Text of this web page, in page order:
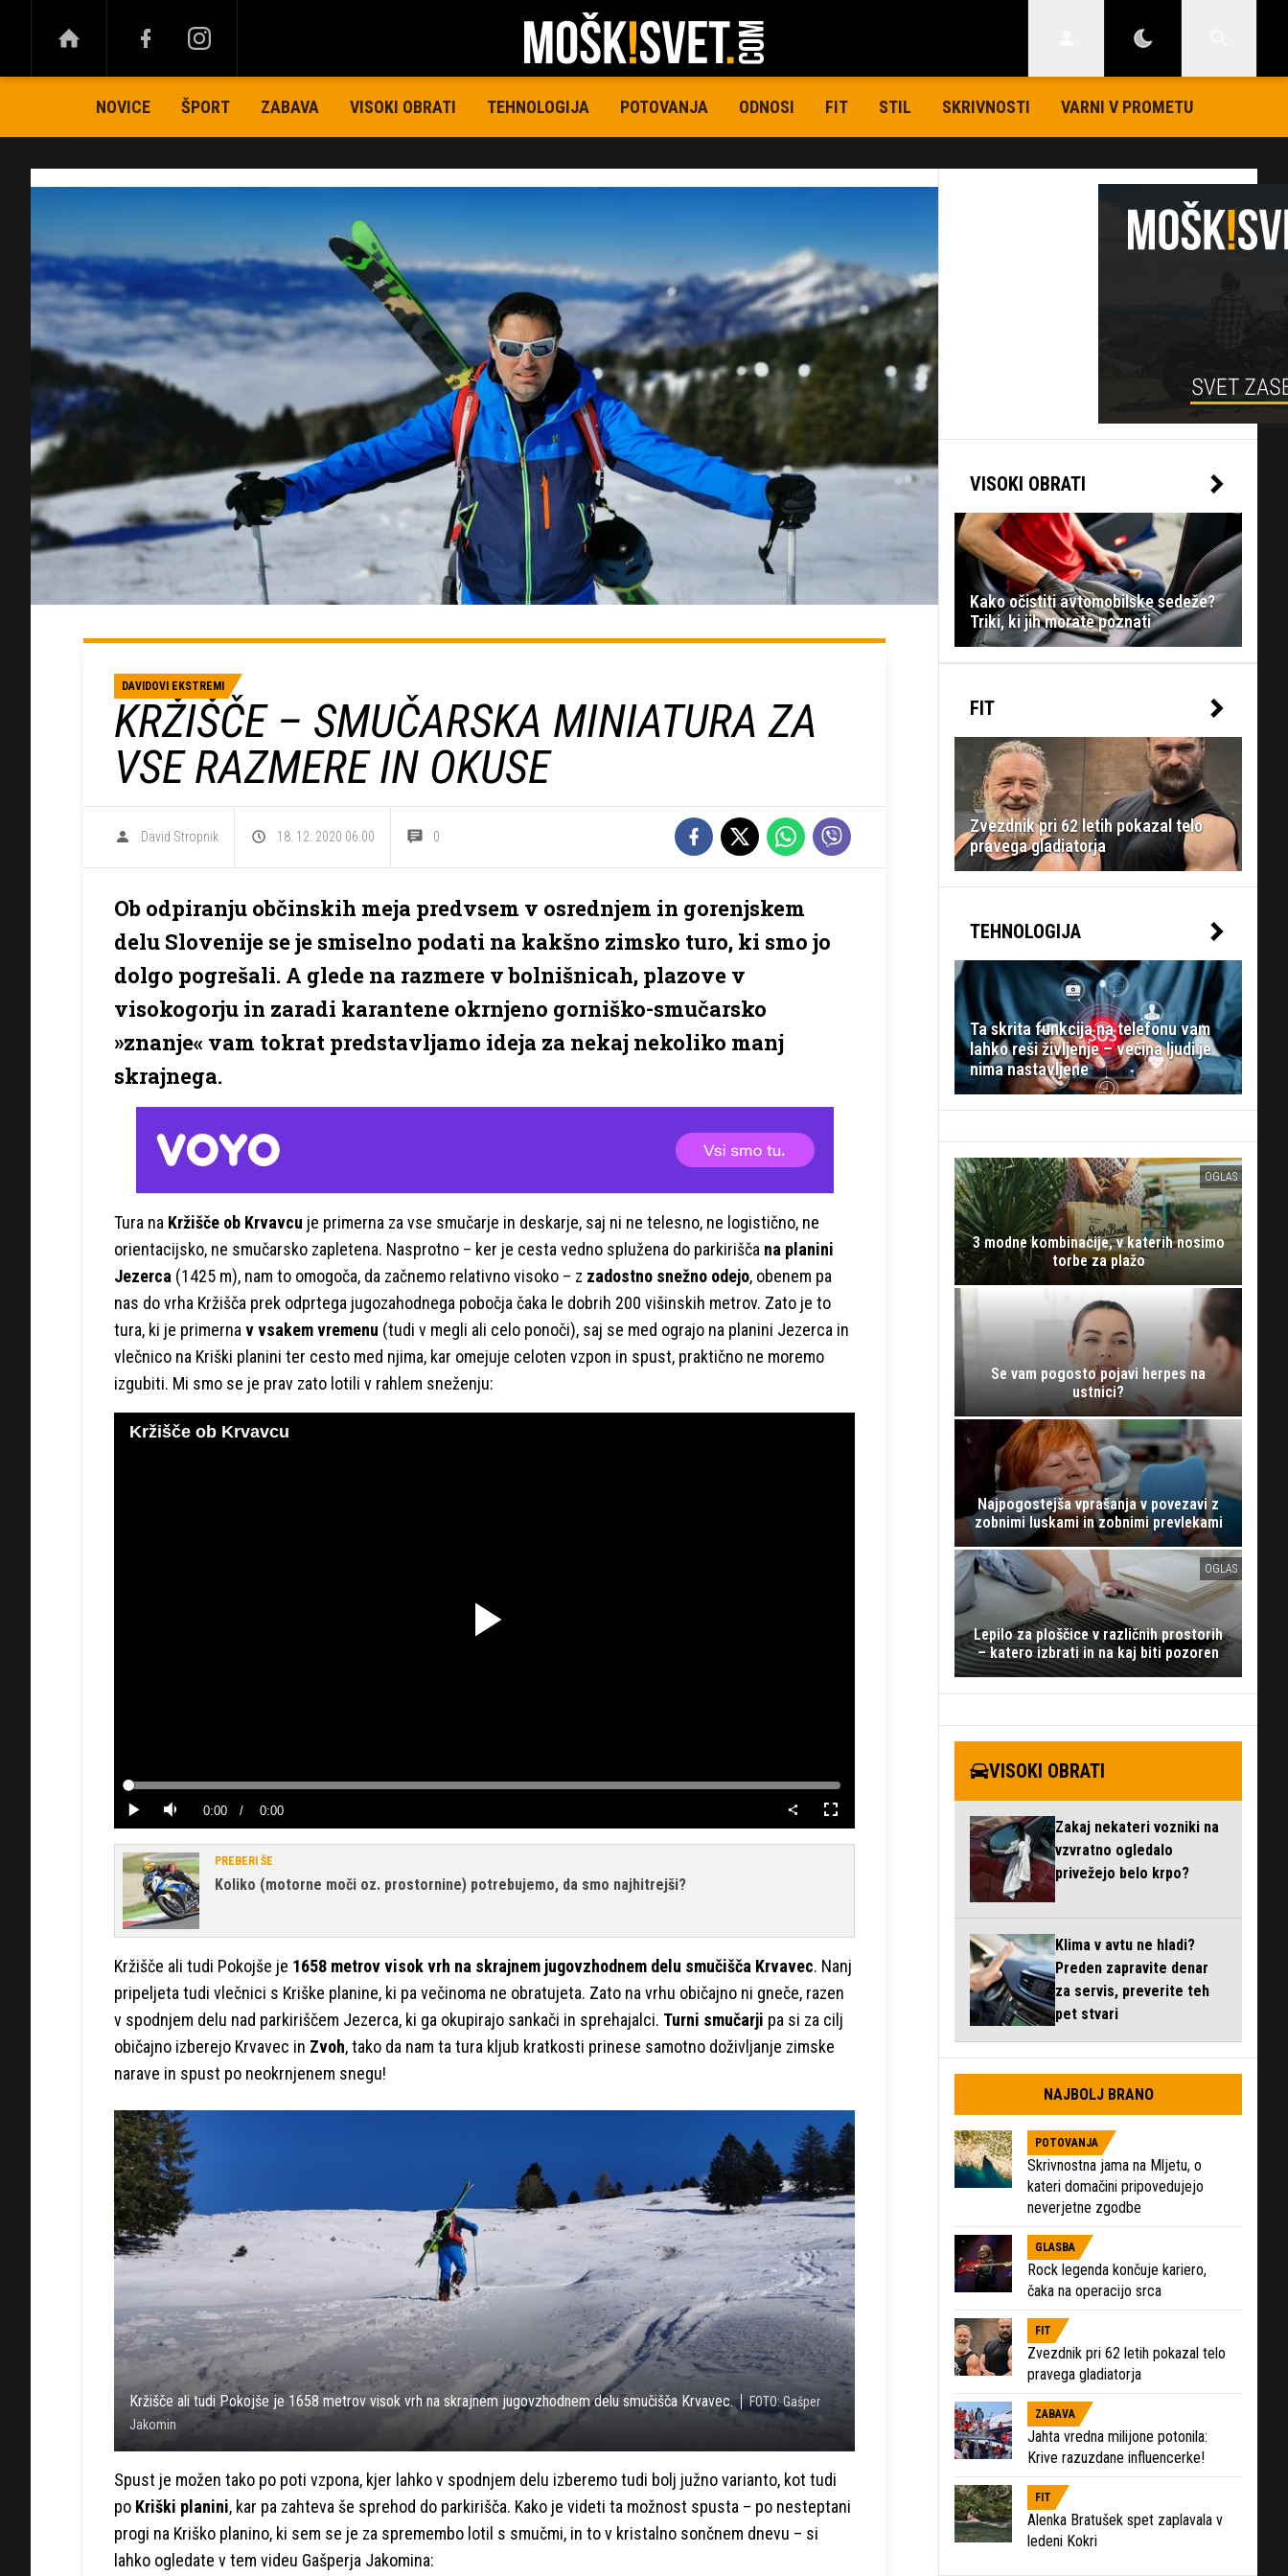
NOVICE ŠPORT ZABAVA VISOKI OBRATI TEHNOLOGIJA POTOVANJA ODNOSI FIT STIL SKRIVNOSTI VARNI V PROMETU
DAVIDOVI EKSTREMI
KRŽIŠČE – SMUČARSKA MINIATURA ZA
VSE RAZMERE IN OKUSE
David Stropnik 18. 12. 2020 06.00 0
Ob odpiranju občinskih meja predvsem v osrednjem in gorenjskem
delu Slovenije se je smiselno podati na kakšno zimsko turo, ki smo jo
dolgo pogrešali. A glede na razmere v bolnišnicah, plazove v
visokogorju in zaradi karantene okrnjeno gorniško-smučarsko
»znanje« vam tokrat predstavljamo ideja za nekaj nekoliko manj
skrajnega.
Tura na Kržišče ob Krvavcu je primerna za vse smučarje in deskarje, saj ni ne telesno, ne logistično, ne
orientacijsko, ne smučarsko zapletena. Nasprotno – ker je cesta vedno splužena do parkirišča na planini
Jezerca (1425 m), nam to omogoča, da začnemo relativno visoko – z zadostno snežno odejo, obenem pa
nas do vrha Kržišča prek odprtega jugozahodnega pobočja čaka le dobrih 200 višinskih metrov. Zato je to
tura, ki je primerna v vsakem vremenu (tudi v megli ali celo ponoči), saj se med ograjo na planini Jezerca in
vlečnico na Kriški planini ter cesto med njima, kar omejuje celoten vzpon in spust, praktično ne moremo
izgubiti. Mi smo se je prav zato lotili v rahlem sneženju:
Kržišče ob Krvavcu
PredvajajTiho Current
Time
0:00 / Duration
0:00
Loaded:
0%
Celozaslonski
način
PREBERI ŠE
Koliko (motorne moči oz. prostornine) potrebujemo, da smo najhitrejši?
Kržišče ali tudi Pokojše je 1658 metrov visok vrh na skrajnem jugovzhodnem delu smučišča Krvavec. Nanj
pripeljeta tudi vlečnici s Kriške planine, ki pa večinoma ne obratujeta. Zato na vrhu običajno ni gneče, razen
v spodnjem delu nad parkiriščem Jezerca, ki ga okupirajo sankači in sprehajalci. Turni smučarji pa si za cilj
običajno izberejo Krvavec in Zvoh, tako da nam ta tura kljub kratkosti prinese samotno doživljanje zimske
narave in spust po neokrnjenem snegu!
Kržišče ali tudi Pokojše je 1658 metrov visok vrh na skrajnem jugovzhodnem delu smučišča Krvavec.
FOTO: Gašper
Jakomin
Spust je možen tako po poti vzpona, kjer lahko v spodnjem delu izberemo tudi bolj južno varianto, kot tudi
po Kriški planini, kar pa zahteva še sprehod do parkirišča. Kako je videti ta možnost spusta – po nesteptani
progi na Kriško planino, ki sem se je za spremembo lotil s smučmi, in to v kristalno sončnem dnevu – si
lahko ogledate v tem videu Gašperja Jakomina:
VISOKI OBRATI
Kako očistiti avtomobilske sedeže?
Triki, ki jih morate poznati
FIT
Zvezdnik pri 62 letih pokazal telo
pravega gladiatorja
TEHNOLOGIJA
Ta skrita funkcija na telefonu vam
lahko reši življenje – večina ljudi je
nima nastavljene
OGLAS
3 modne kombinacije, v katerih nosimo
torbe za plažo
Se vam pogosto pojavi herpes na
ustnici?
Najpogostejša vprašanja v povezavi z
zobnimi luskami in zobnimi prevlekami
OGLAS
Lepilo za ploščice v različnih prostorih
– katero izbrati in na kaj biti pozoren
VISOKI OBRATI
Zakaj nekateri vozniki na
vzvratno ogledalo
privežejo belo krpo?
Klima v avtu ne hladi?
Preden zapravite denar
za servis, preverite teh
pet stvari
NAJBOLJ BRANO
POTOVANJA
Skrivnostna jama na Mljetu, o
kateri domačini pripovedujejo
neverjetne zgodbe
GLASBA
Rock legenda končuje kariero,
čaka na operacijo srca
FIT
Zvezdnik pri 62 letih pokazal telo
pravega gladiatorja
ZABAVA
Jahta vredna milijone potonila:
Krive razuzdane influencerke!
FIT
Alenka Bratušek spet zaplavala v
ledeni Kokri